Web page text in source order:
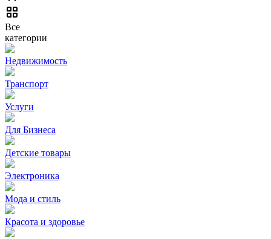
Все
категории
Недвижимость
Транспорт
Услуги
Для Бизнеса
Детские товары
Электроника
Мода и стиль
Красота и здоровье